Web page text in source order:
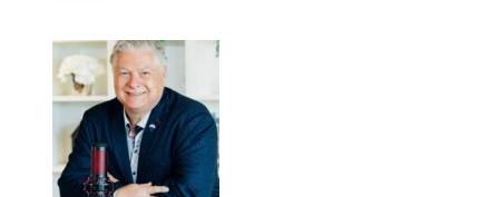
RPA
:
La
paperasse
et
l’opacité,